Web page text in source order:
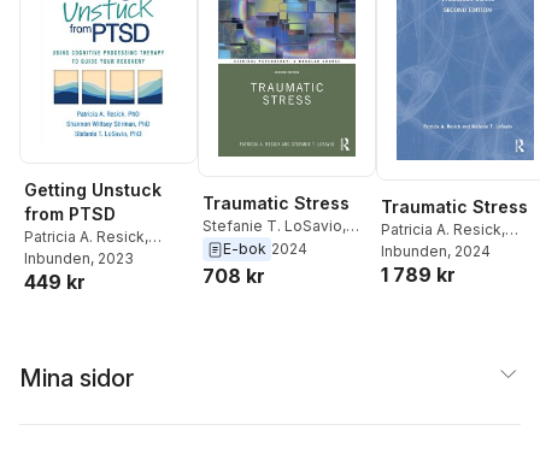
Getting Unstuck
from PTSD
Patricia A. Resick,
Shannon Wiltsey
Stirman,
Inbunden, 2023
449 kr
Traumatic Stress
Stefanie T. LoSavio,
Patricia A. Resick
E-bok 2024
708 kr
Traumatic Stress
Patricia A. Resick,
Stefanie T. LoSavio
Inbunden, 2024
1 789 kr
Mina sidor